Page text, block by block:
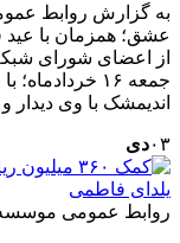
به گزارش روابط
عشق؛ همزمان با عید
از اعضای شورای
جمعه ۱۶
اندیمشک با وی دیدار
۰۳دی
روابط عمومی